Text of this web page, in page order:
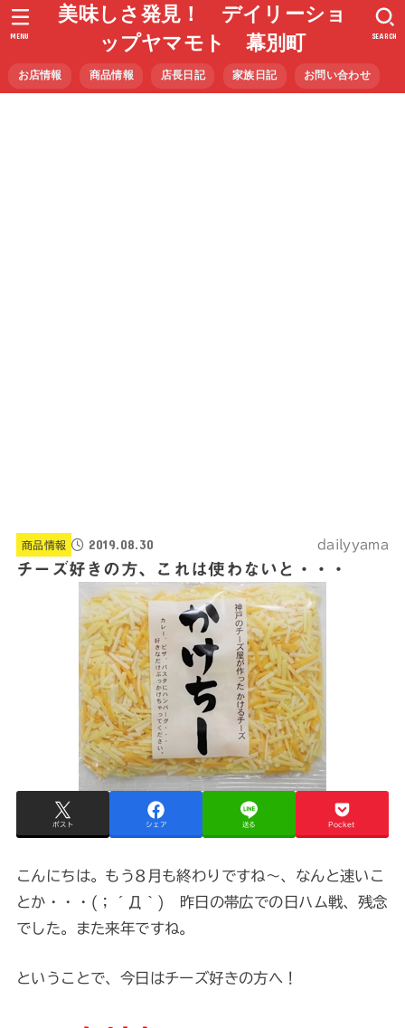
美味しさ発見！ デイリーショ
ップヤマモト 幕別町
お店情報 商品情報 店長日記 家族日記 お問い合わせ
SEARCH
MENU
商品情報 2019.08.30 dailyyama
チーズ好きの方、これは使わないと・・・
ポスト シェア 送る Pocket
こんにちは。もう8月も終わりですね～、なんと速いこ
とか・・・(；´Д｀) 昨日の帯広での日ハム戦、残念
でした。また来年ですね。
ということで、今日はチーズ好きの方へ！